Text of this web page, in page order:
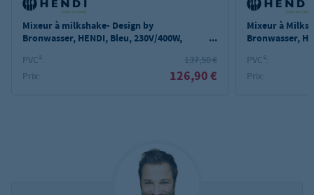
Mixeur à milkshake- Design by
Bronwasser, HENDI, Bleu, 230V/400W,
PVC²:
137,50 €
Prix:
126,90 €
Mixeur à
Bronwasser,
PVC²:
Prix: